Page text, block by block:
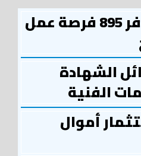
مديرية العمل توفر 895 فرصة عمل
الشهادة
الفنية
أموال